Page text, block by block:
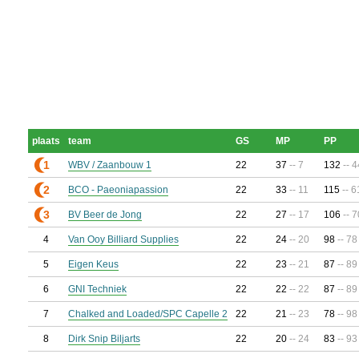
plaats team GS MP PP
1 WBV / Zaanbouw 1 22 37 -- 7 132 --
2 BCO - Paeoniapassion 22 33 -- 11 115 --
3 BV Beer de Jong 22 27 -- 17 106 --
4 Van Ooy Billiard Supplies 22 24 -- 20 98 -- 78
5 Eigen Keus 22 23 -- 21 87 -- 89
6 GNI Techniek 22 22 -- 22 87 -- 89
7 Chalked and Loaded/SPC Capelle 2 22 21 -- 23 78 -- 98
8 Dirk Snip Biljarts 22 20 -- 24 83 -- 93